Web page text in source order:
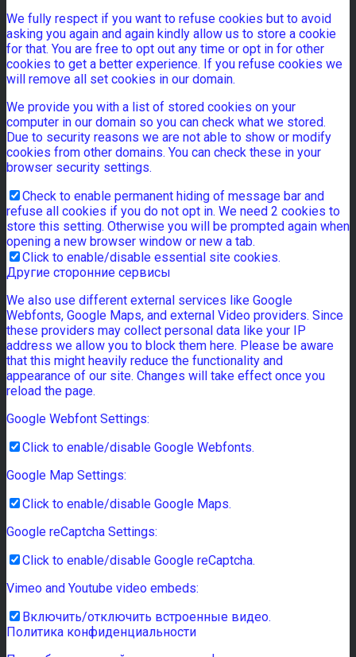
We fully respect if you want to refuse cookies but to avoid
asking you again and again kindly allow us to store a cookie
for that. You are free to opt out any time or opt in for other
cookies to get a better experience. If you refuse cookies we
will remove all set cookies in our domain.
We provide you with a list of stored cookies on your
computer in our domain so you can check what we stored.
Due to security reasons we are not able to show or modify
cookies from other domains. You can check these in your
browser security settings.
Check to enable permanent hiding of message bar and
refuse all cookies if you do not opt in. We need 2 cookies to
store this setting. Otherwise you will be prompted again when
opening a new browser window or new a tab.
Click to enable/disable essential site cookies.
Другие сторонние сервисы
We also use different external services like Google
Webfonts, Google Maps, and external Video providers. Since
these providers may collect personal data like your IP
address we allow you to block them here. Please be aware
that this might heavily reduce the functionality and
appearance of our site. Changes will take effect once you
reload the page.
Google Webfont Settings:
Click to enable/disable Google Webfonts.
Google Map Settings:
Click to enable/disable Google Maps.
Google reCaptcha Settings:
Click to enable/disable Google reCaptcha.
Vimeo and Youtube video embeds:
Включить/отключить встроенные видео.
Политика конфиденциальности